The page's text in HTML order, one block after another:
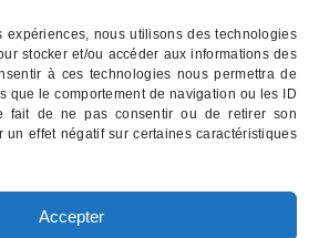
expériences, nous utilisons des technologies
stocker et/ou accéder aux informations des
à ces technologies nous permettra de
que le comportement de navigation ou les ID
fait de ne pas consentir ou de retirer son
un effet négatif sur certaines caractéristiques
Accepter
nous :07 82 11 22 85
PALOIS